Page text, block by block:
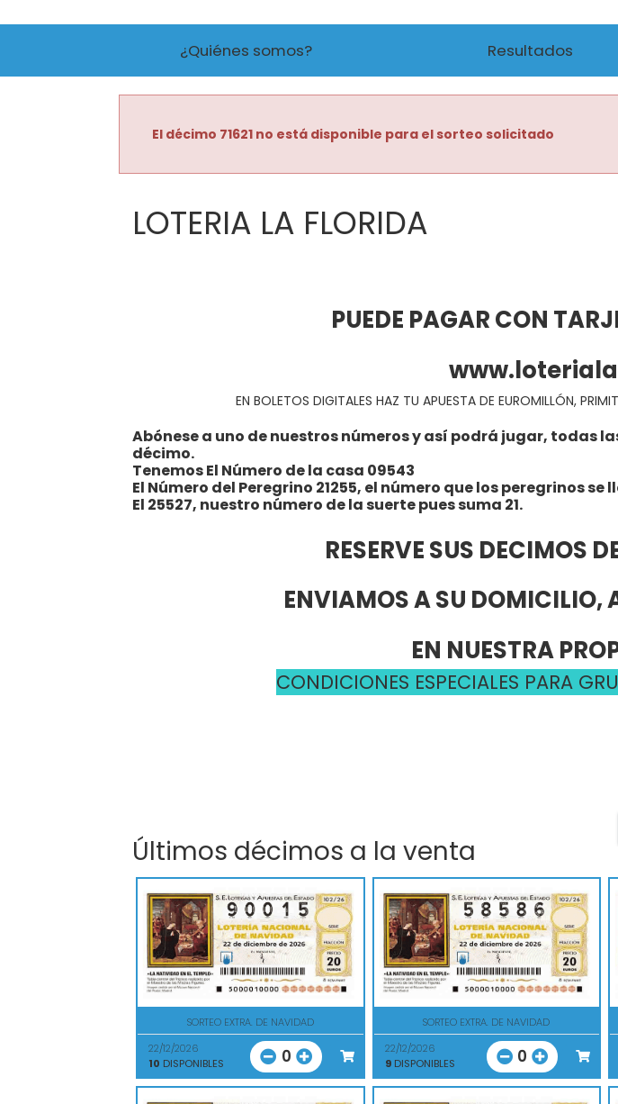
¿Quiénes somos? Resultados
El décimo 71621 no está disponible para el sorteo solicitado
LOTERIA LA FLORIDA
PUEDE PAGAR CON
EN BOLETOS DIGITALES HAZ TU APUESTA DE EUROMILLÓN,
Abónese a uno de nuestros números y así podrá jugar, todas
décimo.
Tenemos El Número de la casa 09543
El Número del Peregrino 21255, el número que los peregrinos
El 25527, nuestro número de la suerte pues suma 21.
RESERVE SUS DECIMOS
ENVIAMOS A SU DOMICILIO,
EN NUESTRA
CONDICIONES ESPECIALES PARA
Últimos décimos a la venta
SORTEO EXTRA. DE NAVIDAD
22/12/2026
10 DISPONIBLES 0
SORTEO EXTRA. DE NAVIDAD
22/12/2026
9DISPONIBLES 0